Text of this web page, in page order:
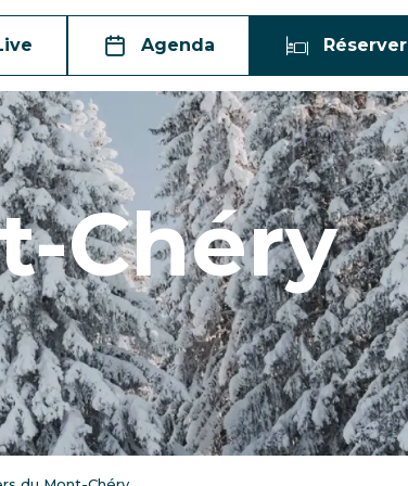
Agenda Réserver
Chéry